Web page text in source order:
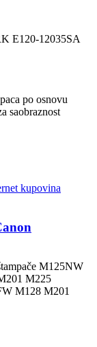
E120-12035SA
po osnovu
saobraznost
M125NW
M225
M128 M201